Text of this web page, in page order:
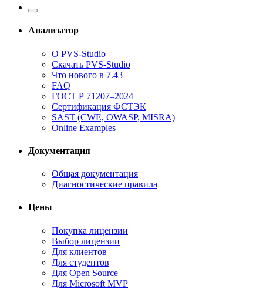
Анализатор
О PVS-Studio
Скачать PVS-Studio
Что нового в 7.43
FAQ
ГОСТ Р 71207–2024
Сертификация ФСТЭК
SAST (CWE, OWASP, MISRA)
Online Examples
Документация
Общая документация
Диагностические правила
Цены
Покупка лицензии
Выбор лицензии
Для клиентов
Для студентов
Для Open Source
Для Microsoft MVP